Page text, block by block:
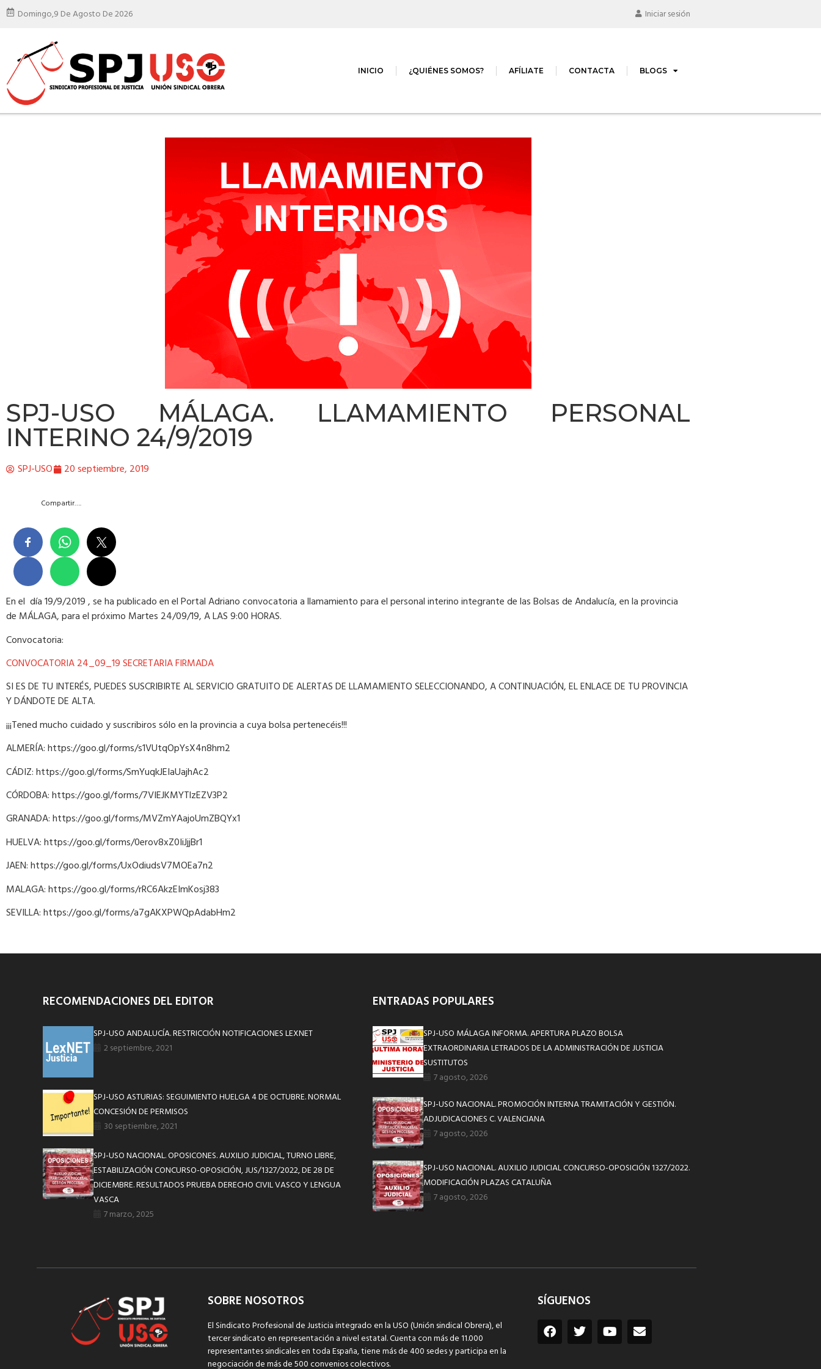
Domingo,9 De Agosto De 2026 Iniciar sesión
INICIO ¿QUIÉNES SOMOS? AFÍLIATE CONTACTA BLOGS
SPJ-USO MÁLAGA. LLAMAMIENTO PERSONAL
INTERINO 24/9/2019
SPJ-USO 20 septiembre, 2019
Compartir….
En el día 19/9/2019 , se ha publicado en el Portal Adriano convocatoria a llamamiento para el personal interino integrante de las Bolsas de Andalucía, en la provincia
de MÁLAGA, para el próximo Martes 24/09/19, A LAS 9:00 HORAS.
Convocatoria:
CONVOCATORIA 24_09_19 SECRETARIA FIRMADA
SI ES DE TU INTERÉS, PUEDES SUSCRIBIRTE AL SERVICIO GRATUITO DE ALERTAS DE LLAMAMIENTO SELECCIONANDO, A CONTINUACIÓN, EL ENLACE DE TU PROVINCIA
Y DÁNDOTE DE ALTA.
¡¡¡Tened mucho cuidado y suscribiros sólo en la provincia a cuya bolsa pertenecéis!!!
ALMERÍA: https://goo.gl/forms/s1VUtqOpYsX4n8hm2
CÁDIZ: https://goo.gl/forms/SmYuqkJEIaUajhAc2
CÓRDOBA: https://goo.gl/forms/7VIEJKMYTlzEZV3P2
GRANADA: https://goo.gl/forms/MVZmYAajoUmZBQYx1
HUELVA: https://goo.gl/forms/0erov8xZ0IiJjjBr1
JAEN: https://goo.gl/forms/UxOdiudsV7MOEa7n2
MALAGA: https://goo.gl/forms/rRC6AkzEImKosj383
SEVILLA: https://goo.gl/forms/a7gAKXPWQpAdabHm2
RECOMENDACIONES DEL EDITOR
SPJ-USO ANDALUCÍA. RESTRICCIÓN NOTIFICACIONES LEXNET
2 septiembre, 2021
SPJ-USO ASTURIAS: SEGUIMIENTO HUELGA 4 DE OCTUBRE. NORMAL
CONCESIÓN DE PERMISOS
30 septiembre, 2021
SPJ-USO NACIONAL. OPOSICONES. AUXILIO JUDICIAL, TURNO LIBRE,
ESTABILIZACIÓN CONCURSO-OPOSICIÓN, JUS/1327/2022, DE 28 DE
DICIEMBRE. RESULTADOS PRUEBA DERECHO CIVIL VASCO Y LENGUA
VASCA
7 marzo, 2025
ENTRADAS POPULARES
SPJ-USO MÁLAGA INFORMA. APERTURA PLAZO BOLSA
EXTRAORDINARIA LETRADOS DE LA ADMINISTRACIÓN DE JUSTICIA
SUSTITUTOS
7 agosto, 2026
SPJ-USO NACIONAL. PROMOCIÓN INTERNA TRAMITACIÓN Y GESTIÓN.
ADJUDICACIONES C. VALENCIANA
7 agosto, 2026
SPJ-USO NACIONAL. AUXILIO JUDICIAL CONCURSO-OPOSICIÓN 1327/2022.
MODIFICACIÓN PLAZAS CATALUÑA
7 agosto, 2026
SOBRE NOSOTROS
El Sindicato Profesional de Justicia integrado en la USO (Unión sindical Obrera), el
tercer sindicato en representación a nivel estatal. Cuenta con más de 11.000
representantes sindicales en toda España, tiene más de 400 sedes y participa en la
negociación de más de 500 convenios colectivos.
SÍGUENOS